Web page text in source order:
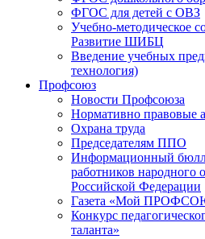
ФГОС для детей с ОВЗ
Учебно-методическое
Развитие ШИБЦ
Введение учебных
технология)
Профсоюз
Новости Профсоюза
Нормативно правовые
Охрана труда
Председателям ППО
Информационный
работников народного
Российской Федерации
Газета «Мой
Конкурс
таланта»